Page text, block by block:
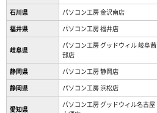
石川県
パソコン工房 金沢南店
福井県
パソコン工房 福井店
岐阜県
パソコン工房 グッドウィル 岐阜茜
部店
静岡県 パソコン工房 静岡店
静岡県
パソコン工房 浜松店
愛知県
パソコン工房 グッドウィル名古屋